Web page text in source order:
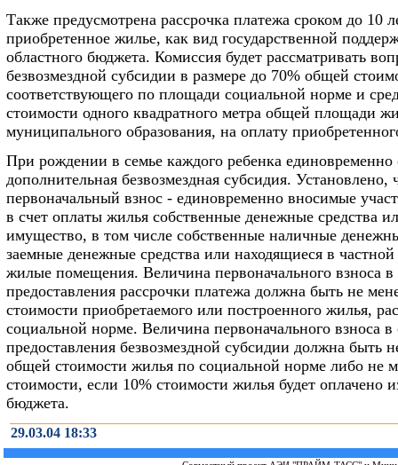
Также предусмотрена рассрочка платежа сроком до 10
приобретенное жилье, как вид государственной
областного бюджета. Комиссия будет рассматривать
безвозмездной субсидии в размере до 70% общей
соответствующего по площади социальной норме и
стоимости одного квадратного метра общей площади
муниципального образования, на оплату
При рождении в семье каждого ребенка единовременно
дополнительная безвозмездная субсидия. Установлено,
первоначальный взнос - единовременно вносимые
в счет оплаты жилья собственные денежные средства
имущество, в том числе собственные наличные
заемные денежные средства или находящиеся в частной
жилые помещения. Величина первоначального взноса в
предоставления рассрочки платежа должна быть не
стоимости приобретаемого или построенного жилья,
социальной норме. Величина первоначального взноса в
предоставления безвозмездной субсидии должна быть
общей стоимости жилья по социальной норме либо не
стоимости, если 10% стоимости жилья будет оплачено
бюджета.
29.03.04 18:33